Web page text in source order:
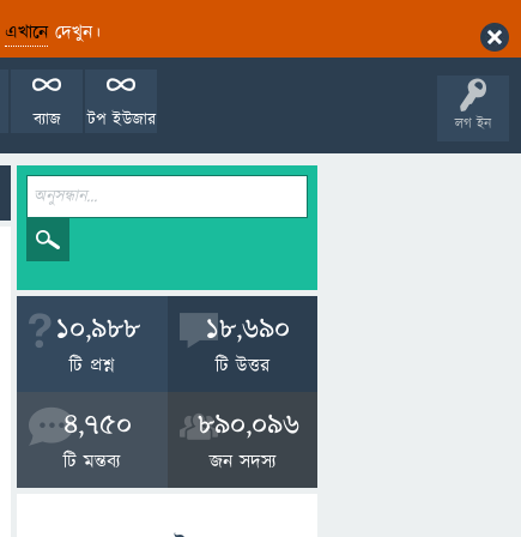
এখানেদেখুন।
লগ ইন
টপ ইউজার
ব্যাজ
10,988
টি প্রশ্ন
18,690
টি উত্তর
4,750
টি মন্তব্য
890,096
জন সদস্য